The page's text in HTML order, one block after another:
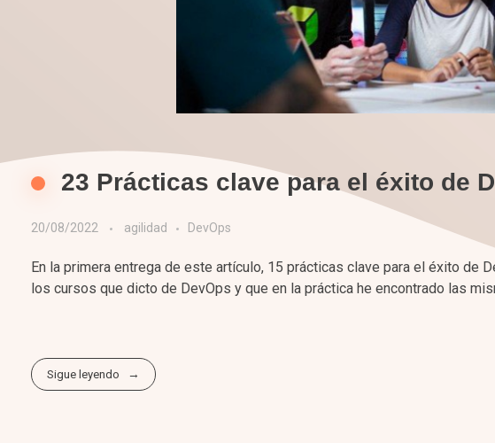
23 Prácticas clave para el éxito de
20/08/2022 agilidad DevOps
En la primera entrega de este artículo, 15 prácticas clave para el éxito de
los cursos que dicto de DevOps y que en la práctica he encontrado las
Sigue leyendo